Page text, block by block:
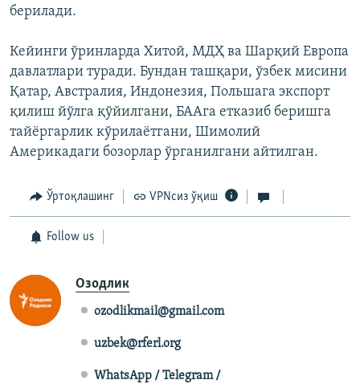
берилади.
Кейинги ўринларда Хитой, МДҲ ва Шарқий Европа
давлатлари туради. Бундан ташқари, ўзбек мисини
Қатар, Австралия, Индонезия, Польшага экспорт
қилиш йўлга қўйилгани, БААга етказиб беришга
тайёргарлик кўрилаётгани, Шимолий
Америкадаги бозорлар ўрганилгани айтилган.
Ўртоқлашинг VPNсиз ўқиш
Follow us
Озодлик
ozodlikmail@gmail.com
uzbek@rferl.org
WhatsApp / Telegram /